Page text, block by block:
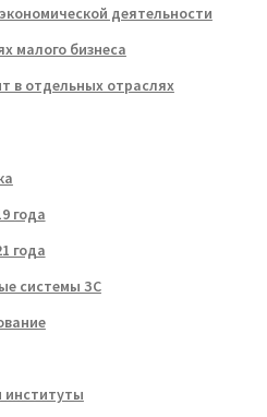
деятельности
малого бизнеса
в отдельных отраслях
года
года
системы ЗС
институты